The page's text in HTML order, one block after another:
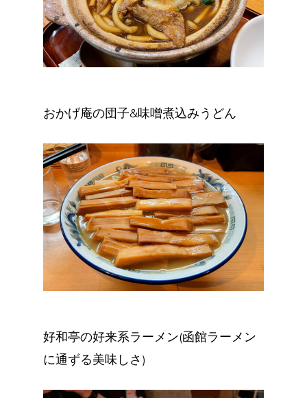
おかげ庵の団子&味噌煮込みうどん
好和亭の好来系ラーメン(函館ラーメン
に通ずる美味しさ)